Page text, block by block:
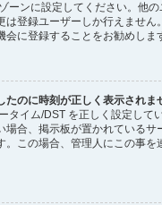
ーンに設定してください。他
は登録ユーザーしか行えません
に登録することをお勧めしま
たのに時刻が正しく表示されま
タイム/DST を正しく設定して
場合、掲示板が置かれているサ
。この場合、管理人にこの事を